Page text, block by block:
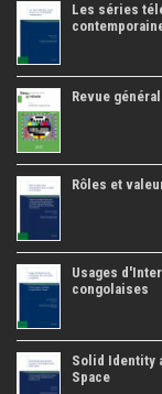
Les séries
Revue
Rôles et
Usages
congolaises
Solid Identity
Space